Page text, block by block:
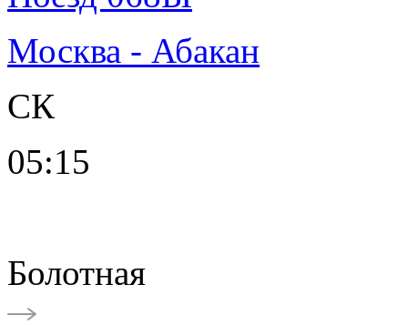
Москва - Абакан
СК
05:15
Болотная